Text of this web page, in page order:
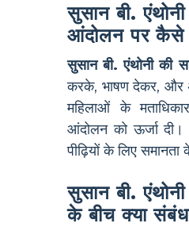
सुसान बी.
आंदोलन पर कैसे
सुसान बी. एंथोनी की
करके, भाषण देकर, और
महिलाओं के
आंदोलन को ऊर्जा दी।
पीढ़ियों के लिए समानता
सुसान बी.
के बीच क्या